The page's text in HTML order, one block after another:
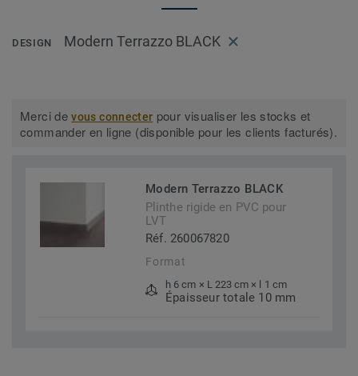
DESIGN Modern Terrazzo BLACK
Merci devous connecter pour visualiser les stocks et
commander en ligne (disponible pour les clients facturés).
Modern Terrazzo BLACK
Plinthe rigide en PVC pour
LVT
Réf. 260067820
Format
h 6 cm × L 223 cm × l 1 cm
Épaisseur totale 10 mm